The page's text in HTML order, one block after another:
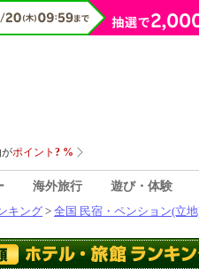
海外旅行 遊び・体験
キング > 全国 民宿・ペンション(立